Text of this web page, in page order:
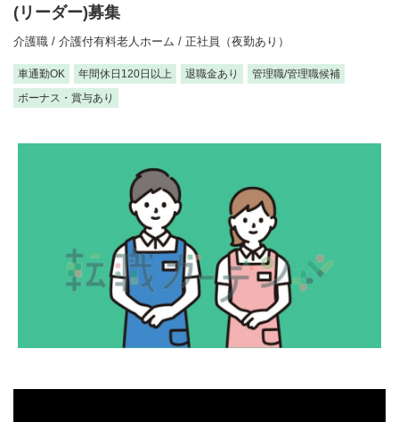
(リーダー)募集
介護職 / 介護付有料老人ホーム / 正社員（夜勤あり）
車通勤OK 年間休日120日以上 退職金あり
管理職/管理職候補
ボーナス・賞与あり